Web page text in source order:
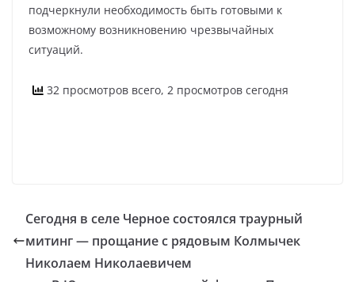
подчеркнули необходимость быть готовыми к
возможному возникновению чрезвычайных
ситуаций.
32 просмотров всего, 2 просмотров сегодня
Сегодня в селе Черное состоялся траурный
митинг — прощание с рядовым Колмычек
Николаем Николаевичем